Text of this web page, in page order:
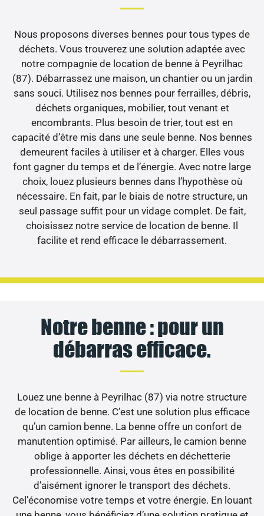
Nous proposons diverses bennes pour tous types de
déchets. Vous trouverez une solution adaptée avec
notre compagnie de location de benne à Peyrilhac
(87). Débarrassez une maison, un chantier ou un jardin
sans souci. Utilisez nos bennes pour ferrailles, débris,
déchets organiques, mobilier, tout venant et
encombrants. Plus besoin de trier, tout est en
capacité d’être mis dans une seule benne. Nos bennes
demeurent faciles à utiliser et à charger. Elles vous
font gagner du temps et de l’énergie. Avec notre large
choix, louez plusieurs bennes dans l’hypothèse où
nécessaire. En fait, par le biais de notre structure, un
seul passage suffit pour un vidage complet. De fait,
choisissez notre service de location de benne. Il
facilite et rend efficace le débarrassement.
Notre benne : pour un
débarras efficace.
Louez une benne à Peyrilhac (87) via notre structure
de location de benne. C’est une solution plus efficace
qu’un camion benne. La benne offre un confort de
manutention optimisé. Par ailleurs, le camion benne
oblige à apporter les déchets en déchetterie
professionnelle. Ainsi, vous êtes en possibilité
d’aisément ignorer le transport des déchets.
Cel’économise votre temps et votre énergie. En louant